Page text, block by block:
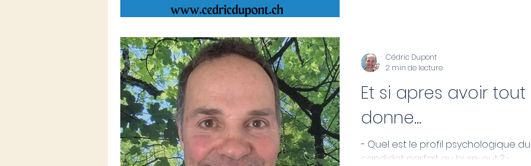
Et si apres avoir tout
donne...
- Quel est le profil psychologique du
candidat parfait au burn-out ? -
Cédric Dupont
2 min de lecture